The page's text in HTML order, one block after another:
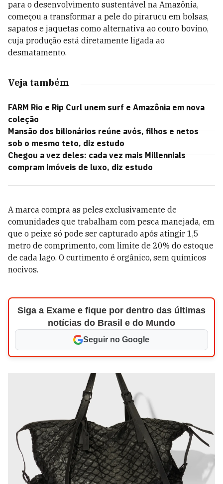
para o desenvolvimento sustentável na Amazônia,
começou a transformar a pele do pirarucu em bolsas,
sapatos e jaquetas como alternativa ao couro bovino,
cuja produção está diretamente ligada ao
desmatamento.
Veja também
FARM Rio e Rip Curl unem surf e Amazônia em nova
coleção
Mansão dos bilionários reúne avós, filhos e netos
sob o mesmo teto, diz estudo
Chegou a vez deles: cada vez mais Millennials
compram imóveis de luxo, diz estudo
A marca compra as peles exclusivamente de
comunidades que trabalham com pesca manejada, em
que o peixe só pode ser capturado após atingir 1,5
metro de comprimento, com limite de 20% do estoque
de cada lago. O curtimento é orgânico, sem químicos
nocivos.
Siga a Exame e fique por dentro das últimas
notícias do Brasil e do Mundo
Seguir no Google